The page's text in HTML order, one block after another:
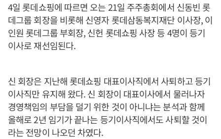
4일 롯데쇼핑에 따르면 오는 21일 주주총회에서 신동빈 롯
데그룹 회장을 비롯해 신영자 롯데삼동복지재단 이사장, 이
인원 롯데그룹 부회장, 신헌 롯데쇼핑 사장 등 4명이 등기
이사로 재선임된다.
신 회장은 지난해 롯데쇼핑 대표이사직에서 사퇴하고 등기
이사직만 유지해 왔다. 신 회장이 대표이사에서 물러나자
경영책임의 부담을 덜기 위한 것이 아니냐는 분석과 함께
올해로 2년 임기가 끝나는 등기이사직에서도 사퇴할 것이
라는 전망이 나오던 차였다.